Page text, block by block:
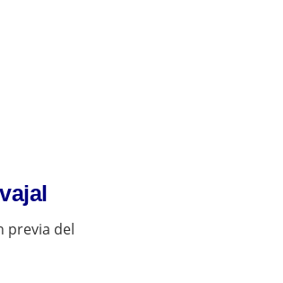
previa del